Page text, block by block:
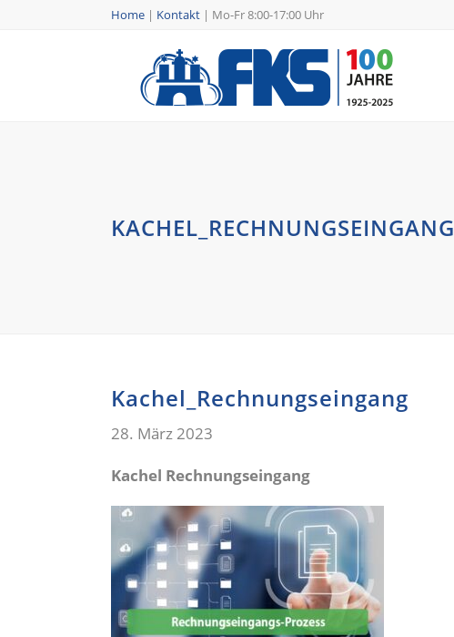
Home | Kontakt | Mo-Fr 8:00-17:00 Uhr
KACHEL_RECHNUNGSEINGANG
Kachel_Rechnungseingang
28. März 2023
Kachel Rechnungseingang